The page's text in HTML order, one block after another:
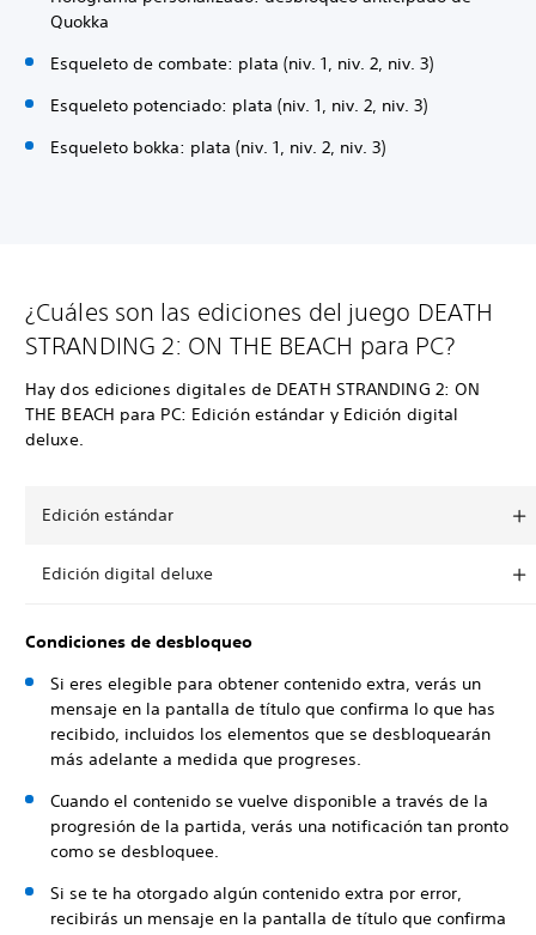
Quokka
Esqueleto de combate: plata (niv. 1, niv. 2, niv. 3)
Esqueleto potenciado: plata (niv. 1, niv. 2, niv. 3)
Esqueleto bokka: plata (niv. 1, niv. 2, niv. 3)
¿Cuáles son las ediciones del juego DEATH
STRANDING 2: ON THE BEACH para PC?
Hay dos ediciones digitales de DEATH STRANDING 2: ON
THE BEACH para PC: Edición estándar y Edición digital
deluxe.
Edición estándar
Edición digital deluxe
Condiciones de desbloqueo
Si eres elegible para obtener contenido extra, verás un
mensaje en la pantalla de título que confirma lo que has
recibido, incluidos los elementos que se desbloquearán
más adelante a medida que progreses.
Cuando el contenido se vuelve disponible a través de la
progresión de la partida, verás una notificación tan pronto
como se desbloquee.
Si se te ha otorgado algún contenido extra por error,
recibirás un mensaje en la pantalla de título que confirma